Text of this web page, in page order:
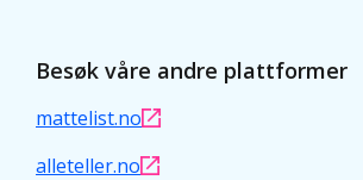
Besøk våre andre plattformer
mattelist.no
alleteller.no